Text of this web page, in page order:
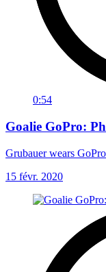
0:54
Goalie GoPro:
Grubauer wears
15 févr. 2020